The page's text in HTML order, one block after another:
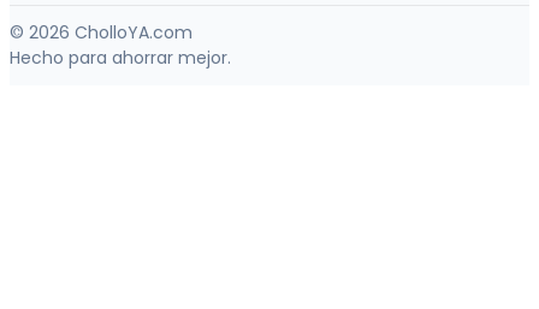
© 2026 CholloYA.com
Hecho para ahorrar mejor.